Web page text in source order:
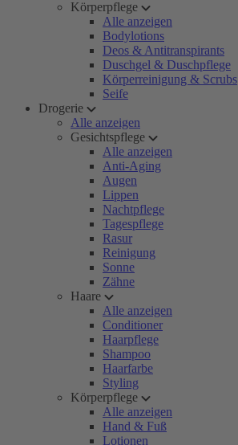
Körperpflege
Alle anzeigen
Bodylotions
Deos & Antitranspirants
Duschgel & Duschpflege
Körperreinigung & Scrubs
Seife
Drogerie
Alle anzeigen
Gesichtspflege
Alle anzeigen
Anti-Aging
Augen
Lippen
Nachtpflege
Tagespflege
Rasur
Reinigung
Sonne
Zähne
Haare
Alle anzeigen
Conditioner
Haarpflege
Shampoo
Haarfarbe
Styling
Körperpflege
Alle anzeigen
Hand & Fuß
Lotionen